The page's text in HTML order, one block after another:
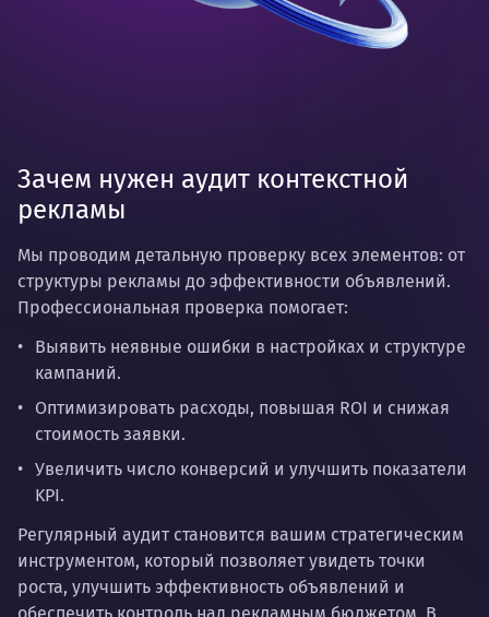
Зачем нужен аудит контекстной
рекламы
Мы проводим детальную проверку всех элементов: от
структуры рекламы до эффективности объявлений.
Профессиональная проверка помогает:
Выявить неявные ошибки в настройках и структуре
кампаний.
Оптимизировать расходы, повышая ROI и снижая
стоимость заявки.
Увеличить число конверсий и улучшить показатели
KPI.
Регулярный аудит становится вашим стратегическим
инструментом, который позволяет увидеть точки
роста, улучшить эффективность объявлений и